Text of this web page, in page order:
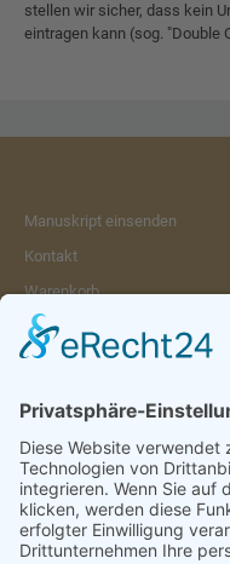
stellen wir sicher, dass kein
eintragen kann (sog. "Double
Manuskript einsenden
Kontakt
Warenkorb
Konto
Merkzettel